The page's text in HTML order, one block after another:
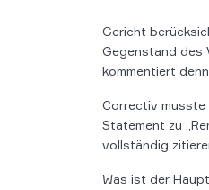
Gericht
Gegenstand des
kommentiert
Correctiv musste
Statement zu
vollständig
Was ist der